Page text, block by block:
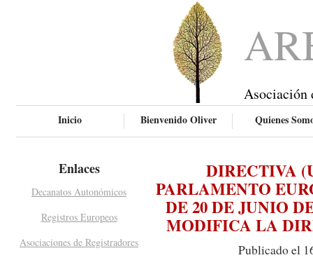
Asociación
Inicio Bienvenido Oliver Quienes
Enlaces
Decanatos Autonómicos
Registros Europeos
Asociaciones de Registradores
DIRECTIVA
PARLAMENTO
DE 20 DE JUNIO
MODIFICA LA
Publicado el